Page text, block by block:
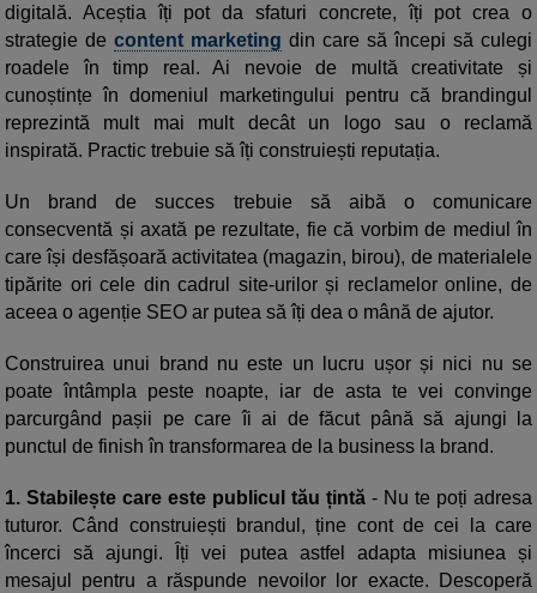
digitală. Aceștia îți pot da sfaturi concrete, îți pot crea o
strategie de content marketing din care să începi să culegi
roadele în timp real. Ai nevoie de multă creativitate și
cunoștințe în domeniul marketingului pentru că brandingul
reprezintă mult mai mult decât un logo sau o reclamă
inspirată. Practic trebuie să îți construiești reputația.
Un brand de succes trebuie să aibă o comunicare
consecventă și axată pe rezultate, fie că vorbim de mediul în
care își desfășoară activitatea (magazin, birou), de materialele
tipărite ori cele din cadrul site-urilor și reclamelor online, de
aceea o agenție SEO ar putea să îți dea o mână de ajutor.
Construirea unui brand nu este un lucru ușor și nici nu se
poate întâmpla peste noapte, iar de asta te vei convinge
parcurgând pașii pe care îi ai de făcut până să ajungi la
punctul de finish în transformarea de la business la brand.
1. Stabilește care este publicul tău țintă - Nu te poți adresa
tuturor. Când construiești brandul, ține cont de cei la care
încerci să ajungi. Îți vei putea astfel adapta misiunea și
mesajul pentru a răspunde nevoilor lor exacte. Descoperă